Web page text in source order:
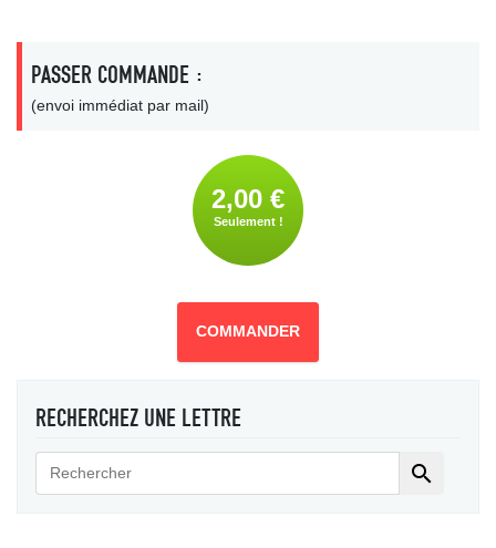
PASSER COMMANDE :
(envoi immédiat par mail)
2,00 €
Seulement !
COMMANDER
RECHERCHEZ UNE LETTRE
